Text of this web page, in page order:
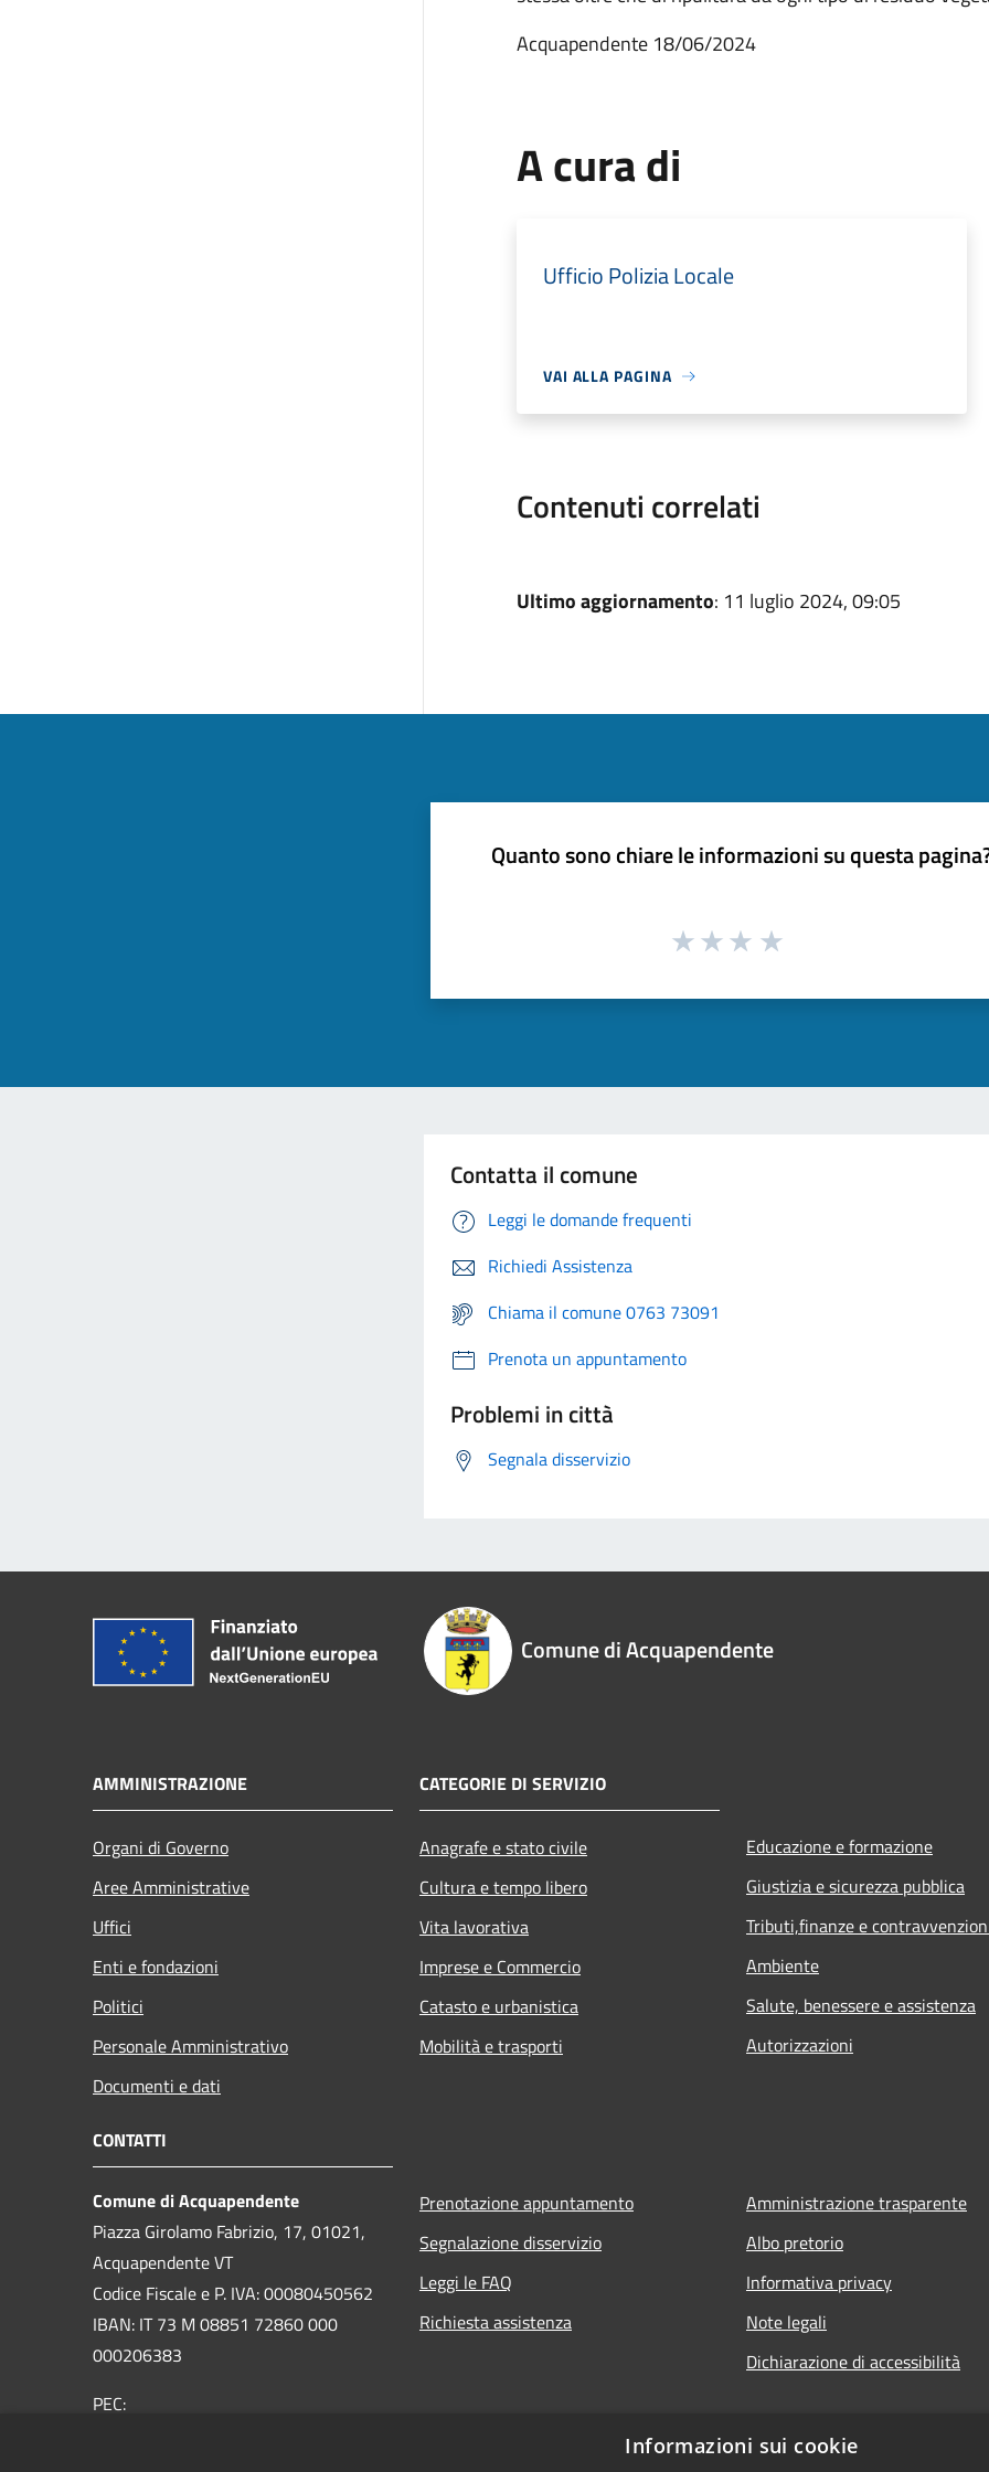
Acquapendente 18/06/2024
A cura di
Ufficio Polizia Locale
VAI ALLA PAGINA
Contenuti correlati
Ultimo aggiornamento: 11 luglio 2024, 09:05
Quanto sono chiare le informazioni su questa
Contatta il comune
Leggi le domande frequenti
Richiedi Assistenza
Chiama il comune 0763 73091
Prenota un appuntamento
Problemi in città
Segnala disservizio
Comune di Acquapendente
AMMINISTRAZIONE
Organi di Governo
Aree Amministrative
Uffici
Enti e fondazioni
Politici
Personale Amministrativo
Documenti e dati
CATEGORIE DI SERVIZIO
Anagrafe e stato civile
Cultura e tempo libero
Vita lavorativa
Imprese e Commercio
Catasto e urbanistica
Mobilità e trasporti
Educazione e formazione
Giustizia e sicurezza pubblica
Tributi,finanze e
Ambiente
Salute, benessere e assistenza
Autorizzazioni
CONTATTI
Comune di Acquapendente
Piazza Girolamo Fabrizio, 17, 01021,
Acquapendente VT
Codice Fiscale e P. IVA: 00080450562
IBAN: IT 73 M 08851 72860 000
000206383
PEC:
Prenotazione appuntamento
Segnalazione disservizio
Leggi le FAQ
Richiesta assistenza
Amministrazione trasparente
Albo pretorio
Informativa privacy
Note legali
Dichiarazione di accessibilità
Informazioni sui cookie